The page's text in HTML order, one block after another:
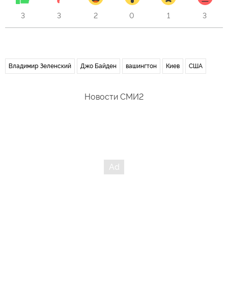
3 3 2 0 1 3
Владимир Зеленский Джо Байден вашингтон Киев США
Новости СМИ2